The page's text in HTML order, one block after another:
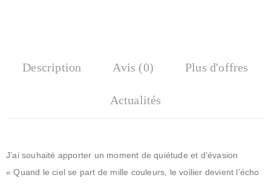
Description Avis (0) Plus d'offres
Actualités
J’ai souhaité apporter un moment de quiétude et d’évasion
« Quand le ciel se part de mille couleurs, le voilier devient l’écho